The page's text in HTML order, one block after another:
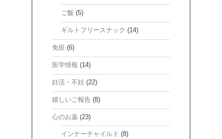
ご飯 (5)
ギルトフリースナック (14)
免疫 (6)
医学情報 (14)
妊活・不妊 (22)
嬉しいご報告 (8)
心のお薬 (23)
インナーチャイルド (8)